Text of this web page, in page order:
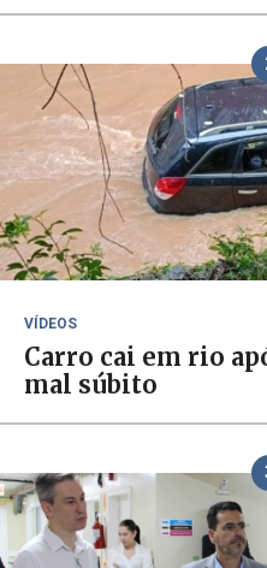
VÍDEOS
Carro cai em rio
mal súbito